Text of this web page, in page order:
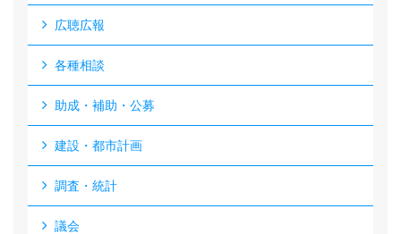
広聴広報
各種相談
助成・補助・公募
建設・都市計画
調査・統計
議会